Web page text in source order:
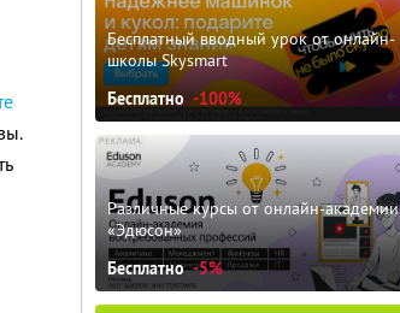
Бесплатный вводный урок от онлайн-
школы Skysmart
Бесплатно -100%
Различные курсы от онлайн-академии
«Эдюсон»
Бесплатно -5%